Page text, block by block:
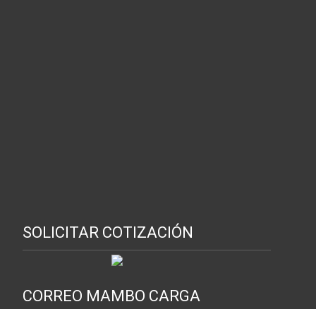
SOLICITAR COTIZACIÓN
CORREO MAMBO CARGA